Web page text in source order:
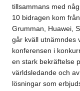
tillsammans med
10 bidragen kom
Grumman, Huawei,
går kväll utnämndes
konferensen i
en stark bekräftelse
världsledande och
lösningar som